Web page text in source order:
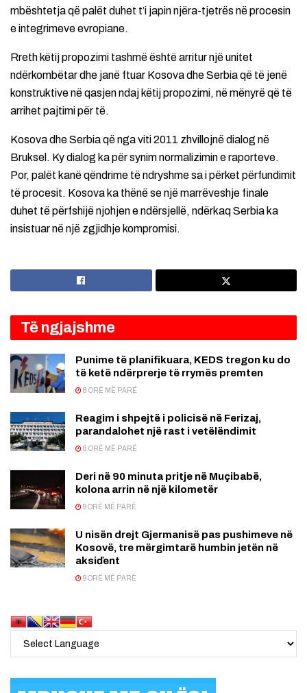
mbështetja që palët duhet t’i japin njëra-tjetrës në procesin
e integrimeve evropiane.
Rreth këtij propozimi tashmë është arritur një unitet
ndërkombëtar dhe janë ftuar Kosova dhe Serbia që të jenë
konstruktive në qasjen ndaj këtij propozimi, në mënyrë që të
arrihet pajtimi për të.
Kosova dhe Serbia që nga viti 2011 zhvillojnë dialog në
Bruksel. Ky dialog ka për synim normalizimin e raporteve.
Por, palët kanë qëndrime të ndryshme sa i përket përfundimit
të procesit. Kosova ka thënë se një marrëveshje finale
duhet të përfshijë njohjen e ndërsjellë, ndërkaq Serbia ka
insistuar në një zgjidhje kompromisi.
Të ngjajshme
Punime të planifikuara, KEDS tregon ku do
të ketë ndërprerje të rrymës premten
8 ORË MË PARË
Reagim i shpejtë i policisë në Ferizaj,
parandalohet një rast i vetëlëndimit
8 ORË MË PARË
Deri në 90 minuta pritje në Muçibabë,
kolona arrin në një kilometër
9 ORË MË PARË
U nisën drejt Gjermanisë pas pushimeve në
Kosovë, tre mërgimtarë humbin jetën në
aksiďent
9 ORË MË PARË